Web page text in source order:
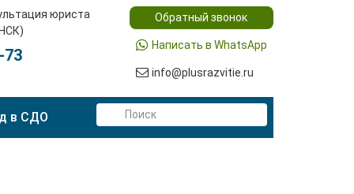
юриста
73
Обратный звонок
Написать в WhatsApp
info@plusrazvitie.ru
в СДО